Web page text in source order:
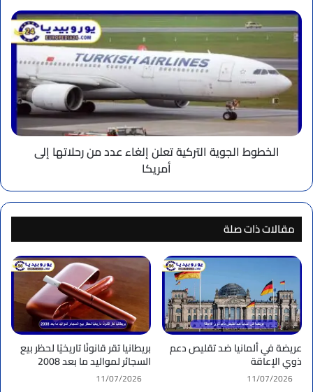
الخطوط
الجوية
التركية
تعلن
إلغاء
عدد
من
رحلاتها
إلى
أمريكاالخطوط الجوية التركية تعلن إلغاء عدد من رحلاتها إلى
أمريكا
مقالات ذات صلة
عريضة في ألمانيا ضد تقليص دعم
ذوي الإعاقة
11/07/2026
بريطانيا تقر قانونًا تاريخيًا لحظر بيع
السجائر لمواليد ما بعد 2008
11/07/2026